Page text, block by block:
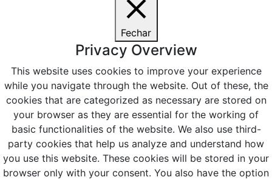
Fechar
Privacy Overview
This website uses cookies to improve your experience
while you navigate through the website. Out of these, the
cookies that are categorized as necessary are stored on
your browser as they are essential for the working of
basic functionalities of the website. We also use third-
party cookies that help us analyze and understand how
you use this website. These cookies will be stored in your
browser only with your consent. You also have the option